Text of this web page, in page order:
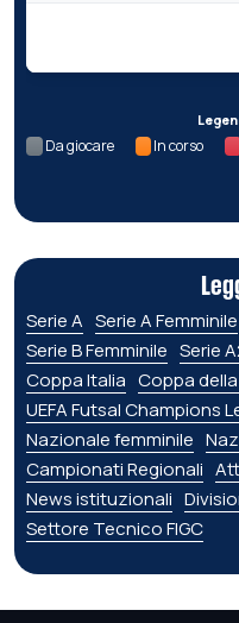
Da giocare In corso
Serie A Serie A Femminile
Serie B Femminile Serie
Coppa Italia Coppa
UEFA Futsal Champions
Nazionale femminile
Campionati Regionali
News istituzionali
Settore Tecnico FIGC